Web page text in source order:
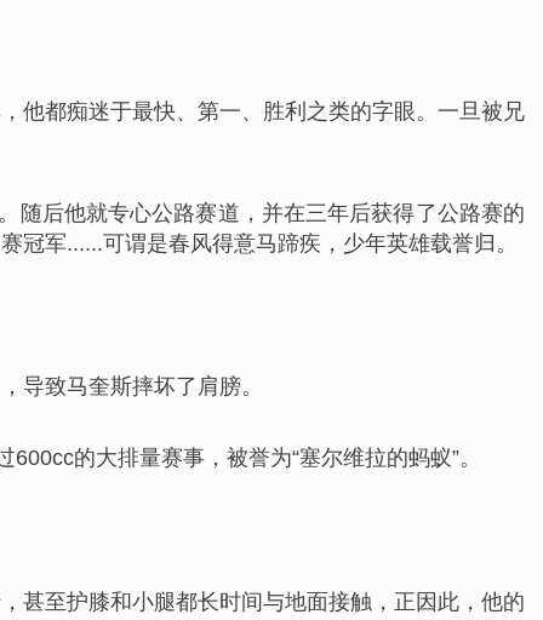
他都痴迷于最快、第一、胜利之类的字眼。一旦被兄
随后他就专心公路赛道，并在三年后获得了公路赛的
军......可谓是春风得意马蹄疾，少年英雄载誉归。
致马奎斯摔坏了肩膀。
的大排量赛事，被誉为“塞尔维拉的蚂蚁”。
甚至护膝和小腿都长时间与地面接触 ，正因此，他的